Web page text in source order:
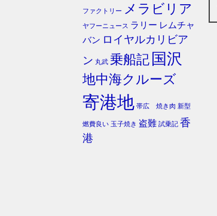
ファクトリー メラビリア
ヤフーニュース ラリー レムチャ
バン ロイヤルカリビア
ン 丸武 乗船記 国沢
地中海クルーズ
寄港地 帯広 焼き肉 新型
燃費良い 玉子焼き 盗難 試乗記 香
港